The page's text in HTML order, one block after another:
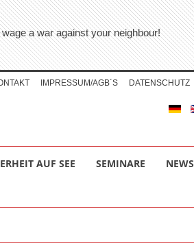
a war against your neighbour!
IMPRESSUM/AGB´S DATENSCHUTZ
AUF SEE SEMINARE NEWS